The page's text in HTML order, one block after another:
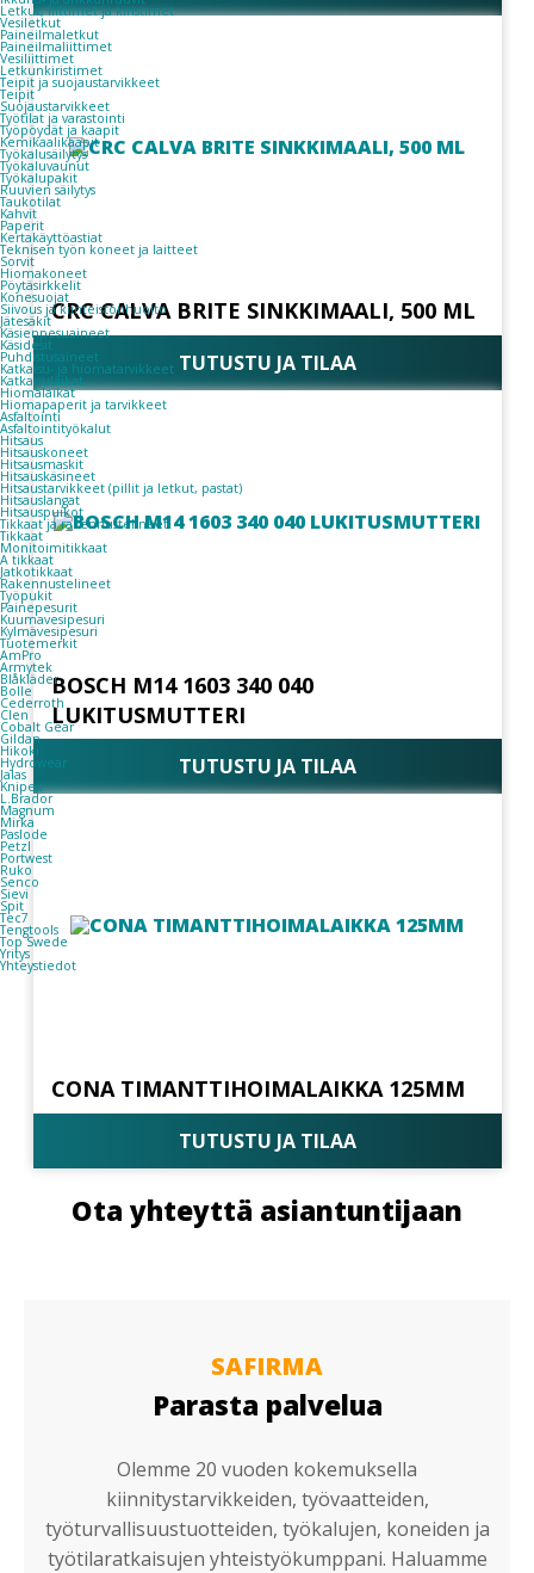
Letkut, liittimet ja kiristimet
Vesiletkut
Paineilmaletkut
Paineilmaliittimet
Vesiliittimet
Letkunkiristimet
Teipit ja suojaustarvikkeet
Teipit
Suojaustarvikkeet
Työtilat ja varastointi
Työpöydät ja kaapit
Kemikaalikaapit
Työkalusäilytys
Työkaluvaunut
Työkalupakit
Ruuvien säilytys
Taukotilat
Kahvit
Paperit
Kertakäyttöastiat
Teknisen työn koneet ja laitteet
Sorvit
Hiomakoneet
Pöytäsirkkelit
Konesuojat
Siivous ja kiinteistönhuolto
Jätesäkit
Käsienpesuaineet
Käsidesit
Puhdistusaineet
Katkaisu- ja hiomatarvikkeet
Katkaisulaikat
Hiomalaikat
Hiomapaperit ja tarvikkeet
Asfaltointi
Asfaltointityökalut
Hitsaus
Hitsauskoneet
Hitsausmaskit
Hitsauskäsineet
Hitsaustarvikkeet (pillit ja letkut, pastat)
Hitsauslangat
Hitsauspuikot
Tikkaat ja rakennustelineet
Tikkaat
Monitoimitikkaat
A tikkaat
Jatkotikkaat
Rakennustelineet
Työpukit
Painepesurit
Kuumavesipesuri
Kylmävesipesuri
Tuotemerkit
AmPro
Armytek
Blåkläder
Bolle
Cederroth
Clen
Cobalt Gear
Gildan
Hikoki
Hydrowear
Jalas
Knipex
L.Brador
Magnum
Mirka
Paslode
Petzl
Portwest
Ruko
Senco
Sievi
Spit
Tec7
Tengtools
Top Swede
Yritys
Yhteystiedot
CRC CALVA BRITE SINKKIMAALI, 500 ML
TUTUSTU JA TILAA
BOSCH M14 1603 340 040
LUKITUSMUTTERI
TUTUSTU JA TILAA
CONA TIMANTTIHOIMALAIKKA 125MM
TUTUSTU JA TILAA
Ota yhteyttä asiantuntijaan
SAFIRMA
Parasta palvelua
Olemme 20 vuoden kokemuksella
kiinnitystarvikkeiden, työvaatteiden,
työturvallisuustuotteiden, työkalujen, koneiden ja
työtilaratkaisujen yhteistyökumppani. Haluamme